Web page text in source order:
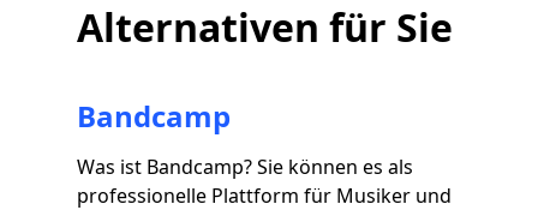
Alternativen für Sie
Bandcamp
Was ist Bandcamp? Sie können es als
professionelle Plattform für Musiker und